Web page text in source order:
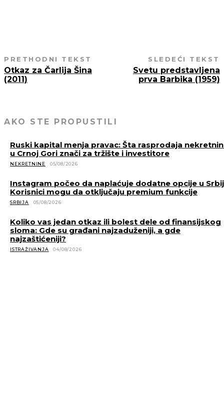
PRETHODNI TEKST
Otkaz za Čarlija Šina
(2011)
SLEDEĆI TEKST
Svetu predstavljena
prva Barbika (1959)
AKO STE PROPUSTILI
Ruski kapital menja pravac: Šta rasprodaja
u Crnoj Gori znači za tržište i investitore
NEKRETNINE 05/08/2026
Instagram počeo da naplaćuje dodatne opcije u
Korisnici mogu da otključaju premium funkcije
SRBIJA 05/08/2026
Koliko vas jedan otkaz ili bolest dele od finansijskog
sloma: Gde su građani najzaduženiji, a gde
najzaštićeniji?
ISTRAŽIVANJA 04/08/2026